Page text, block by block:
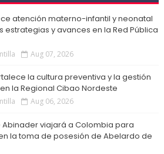
atención materno-infantil y neonatal
estrategias y avances en la Red Pública
Aug 07, 2026
la cultura preventiva y la gestión
la Regional Cibao Nordeste
Aug 06, 2026
Abinader viajará a Colombia para
la toma de posesión de Abelardo de